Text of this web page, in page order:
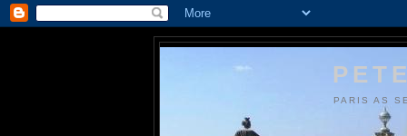
PARIS AS